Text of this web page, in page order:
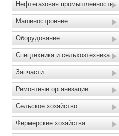
Нефтегазовая промышленность
Машиностроение
Оборудование
Спецтехника и сельхозтехника
Запчасти
Ремонтные организации
Сельское хозяйство
Фермерские хозяйства